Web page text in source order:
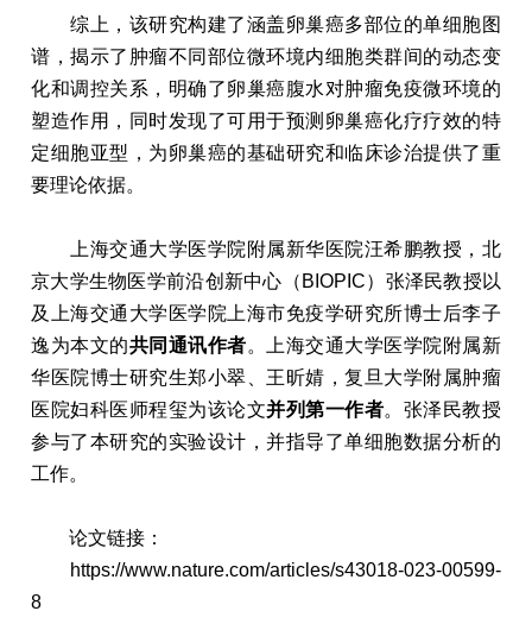
综上，该研究构建了涵盖卵巢癌多部位的单细胞图
谱，揭示了肿瘤不同部位微环境内细胞类群间的动态变
化和调控关系，明确了卵巢癌腹水对肿瘤免疫微环境的
塑造作用，同时发现了可用于预测卵巢癌化疗疗效的特
定细胞亚型，为卵巢癌的基础研究和临床诊治提供了重
要理论依据。
上海交通大学医学院附属新华医院汪希鹏教授，北
京大学生物医学前沿创新中心（BIOPIC）张泽民教授以
及上海交通大学医学院上海市免疫学研究所博士后李子
逸为本文的共同通讯作者。上海交通大学医学院附属新
华医院博士研究生郑小翠、王昕婧，复旦大学附属肿瘤
医院妇科医师程玺为该论文并列第一作者。张泽民教授
参与了本研究的实验设计，并指导了单细胞数据分析的
工作。
论文链接：
https://www.nature.com/articles/s43018-023-00599-
8